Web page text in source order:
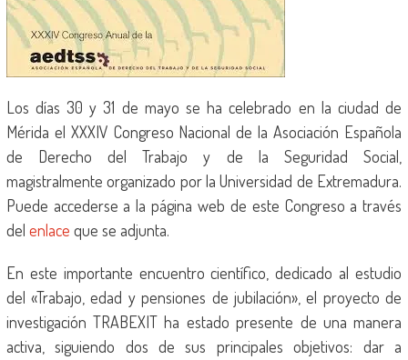
Los días 30 y 31 de mayo se ha celebrado en la ciudad de
Mérida el XXXIV Congreso Nacional de la Asociación Española
de Derecho del Trabajo y de la Seguridad Social,
magistralmente organizado por la Universidad de Extremadura.
Puede accederse a la página web de este Congreso a través
del enlace que se adjunta.
En este importante encuentro científico, dedicado al estudio
del «Trabajo, edad y pensiones de jubilación», el proyecto de
investigación TRABEXIT ha estado presente de una manera
activa, siguiendo dos de sus principales objetivos: dar a